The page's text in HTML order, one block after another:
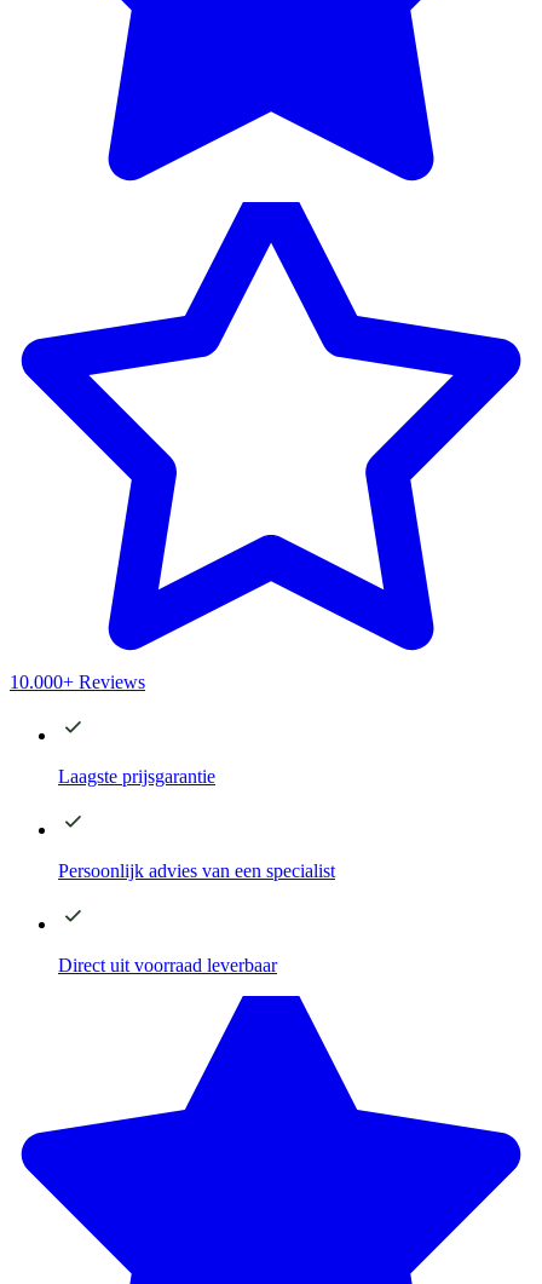
10.000+ Reviews
Laagste prijsgarantie
Persoonlijk advies van een specialist
Direct uit voorraad leverbaar